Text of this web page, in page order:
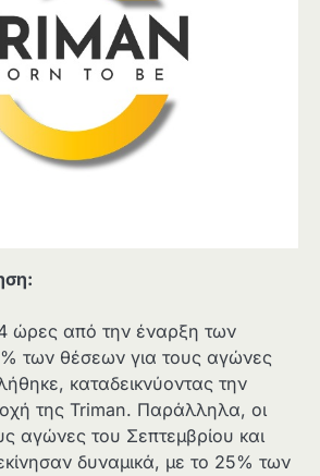
ώρες από την έναρξη των
των θέσεων για τους αγώνες
καταδεικνύοντας την
της Triman. Παράλληλα, οι
αγώνες του Σεπτεμβρίου και
δυναμικά, με το 25% των